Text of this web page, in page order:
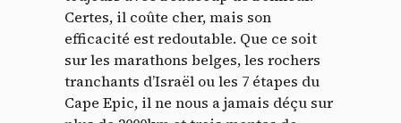
Certes, il coûte cher, mais son
efficacité est redoutable. Que ce soit
sur les marathons belges, les rochers
tranchants d’Israël ou les 7 étapes du
Cape Epic, il ne nous a jamais déçu sur